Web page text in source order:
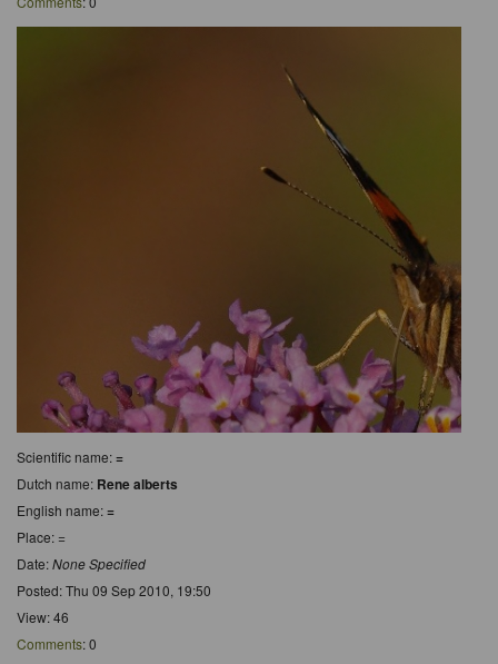
Scientific name:=
Dutch name: Rene alberts
English name:=
Place: =
Date:None Specified
Posted: Thu 09 Sep 2010, 19:50
View: 46
Comments: 0